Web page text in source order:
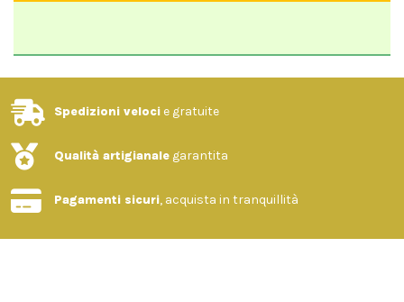
Spedizioni veloci e gratuite
Qualità artigianale garantita
Pagamenti sicuri, acquista in tranquillità